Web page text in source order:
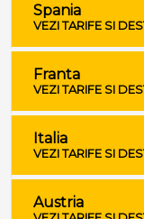
Spania
VEZI TARIFE SI
Franta
VEZI TARIFE SI
Italia
VEZI TARIFE SI
Austria